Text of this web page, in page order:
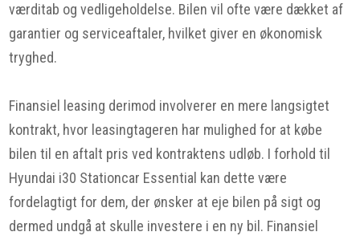
værditab og vedligeholdelse. Bilen vil ofte være dækket af
garantier og serviceaftaler, hvilket giver en økonomisk
tryghed.
Finansiel leasing derimod involverer en mere langsigtet
kontrakt, hvor leasingtageren har mulighed for at købe
bilen til en aftalt pris ved kontraktens udløb. I forhold til
Hyundai i30 Stationcar Essential kan dette være
fordelagtigt for dem, der ønsker at eje bilen på sigt og
dermed undgå at skulle investere i en ny bil. Finansiel